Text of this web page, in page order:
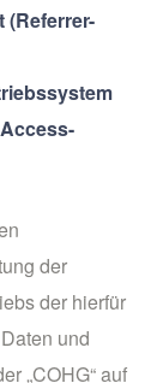
(Referrer-
der
der hierfür
und
„COHG“ auf